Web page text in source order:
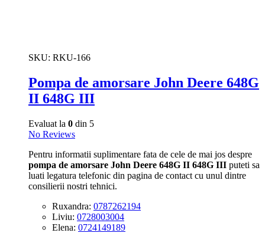
SKU: RKU-166
Pompa de amorsare John Deere 648G
II 648G III
Evaluat la 0 din 5
No Reviews
Pentru informatii suplimentare fata de cele de mai jos despre
pompa de amorsare John Deere 648G II 648G III puteti sa
luati legatura telefonic din pagina de contact cu unul dintre
consilierii nostri tehnici.
Ruxandra: 0787262194
Liviu: 0728003004
Elena: 0724149189